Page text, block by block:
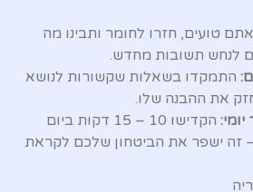
טועים, חזרו לחומר ותבינו מה
לנחש תשובות מחדש.
התמקדו בשאלות שקשורות לנושא
את ההבנה שלו.
הקדישו 15 – 10 דקות ביום
זה ישפר את הביטחון שלכם לקראת